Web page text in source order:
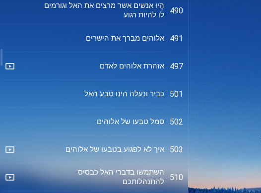
490
הֱיוּ אנשים אשר מרצים את האל וגורמים
לו להיות רגוע
491 אלוהים מברך את הישרים
497 אזהרת אלוהים לאדם
501 כביר ונעלה הינו טבע האל
502 סמל טבעו של אלוהים
503 איך לא לפגוע בטבעו של אלוהים
510
השתמשו בדברי האל כבסיס
להתנהלותכם